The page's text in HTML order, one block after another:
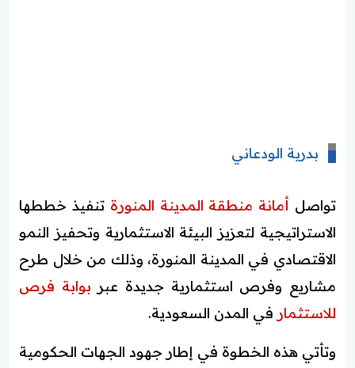
بدرية الودعاني
تواصل أمانة منطقة المدينة المنورة تنفيذ خططها
الاستراتيجية لتعزيز البيئة الاستثمارية وتحفيز النمو
الاقتصادي في المدينة المنورة، وذلك من خلال طرح
مشاريع وفرص استثمارية جديدة عبر بوابة فرص
للاستثمار في المدن السعودية.
وتأتي هذه الخطوة في إطار جهود الجهات الحكومية